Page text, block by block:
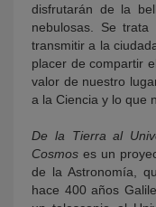
disfrutarán de la
nebulosas. Se
transmitir a la
placer de compartir
valor de nuestro
a la Ciencia y lo que
De la Tierra al
Cosmoses un
de la Astronomía,
hace 400 años